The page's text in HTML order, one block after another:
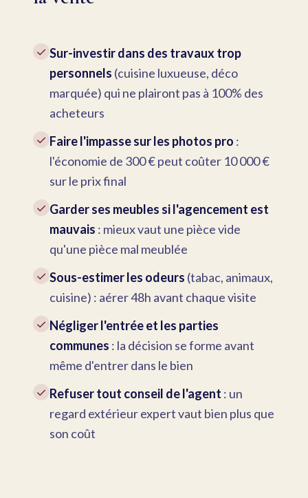
✓ Sur-investir dans des travaux trop
personnels (cuisine luxueuse, déco
marquée) qui ne plairont pas à 100% des
acheteurs
✓ Faire l'impasse sur les photos pro :
l'économie de 300 € peut coûter 10 000 €
sur le prix final
✓ Garder ses meubles si l'agencement est
mauvais : mieux vaut une pièce vide
qu'une pièce mal meublée
✓ Sous-estimer les odeurs (tabac, animaux,
cuisine) : aérer 48h avant chaque visite
✓ Négliger l'entrée et les parties
communes : la décision se forme avant
même d'entrer dans le bien
✓ Refuser tout conseil de l'agent : un
regard extérieur expert vaut bien plus que
son coût